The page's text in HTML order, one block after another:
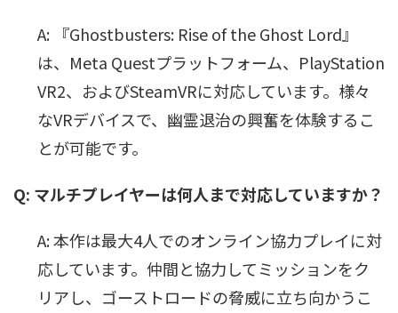
A: 『Ghostbusters: Rise of the Ghost Lord』
は、Meta Questプラットフォーム、PlayStation
VR2、およびSteamVRに対応しています。様々
なVRデバイスで、幽霊退治の興奮を体験するこ
とが可能です。
Q: マルチプレイヤーは何人まで対応していますか？
A: 本作は最大4人でのオンライン協力プレイに対
応しています。仲間と協力してミッションをク
リアし、ゴーストロードの脅威に立ち向かうこ